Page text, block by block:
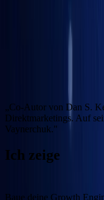
„Co-Autor von Dan S.
Direktmarketings. Auf
Vaynerchuk."
Ich zeige
Baue deine Growth